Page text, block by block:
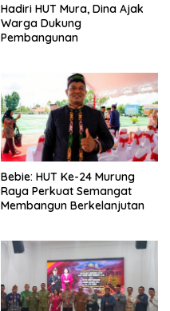
Hadiri HUT Mura, Dina Ajak
Warga Dukung
Pembangunan
Bebie: HUT Ke-24 Murung
Raya Perkuat Semangat
Membangun Berkelanjutan